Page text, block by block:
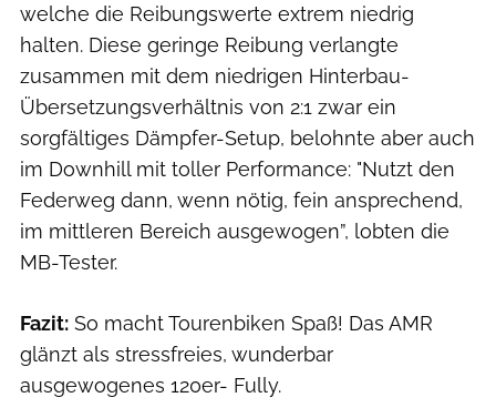
welche die Reibungswerte extrem niedrig
halten. Diese geringe Reibung verlangte
zusammen mit dem niedrigen Hinterbau-
Übersetzungsverhältnis von 2:1 zwar ein
sorgfältiges Dämp­fer-Setup, belohnte aber auch
im Downhill mit toller Performance: "Nutzt den
Federweg dann, wenn nötig, fein ansprechend,
im mittleren Bereich ausgewogen”, lobten die
MB-Tester.
Fazit: So macht Tourenbiken Spaß! Das AMR
glänzt als stressfreies, wunderbar
ausgewogenes 120er- Fully.